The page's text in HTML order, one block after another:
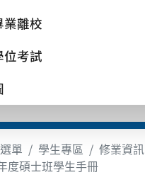
業離校
位考試
單 學生專區 修業資訊
度碩士班學生手冊